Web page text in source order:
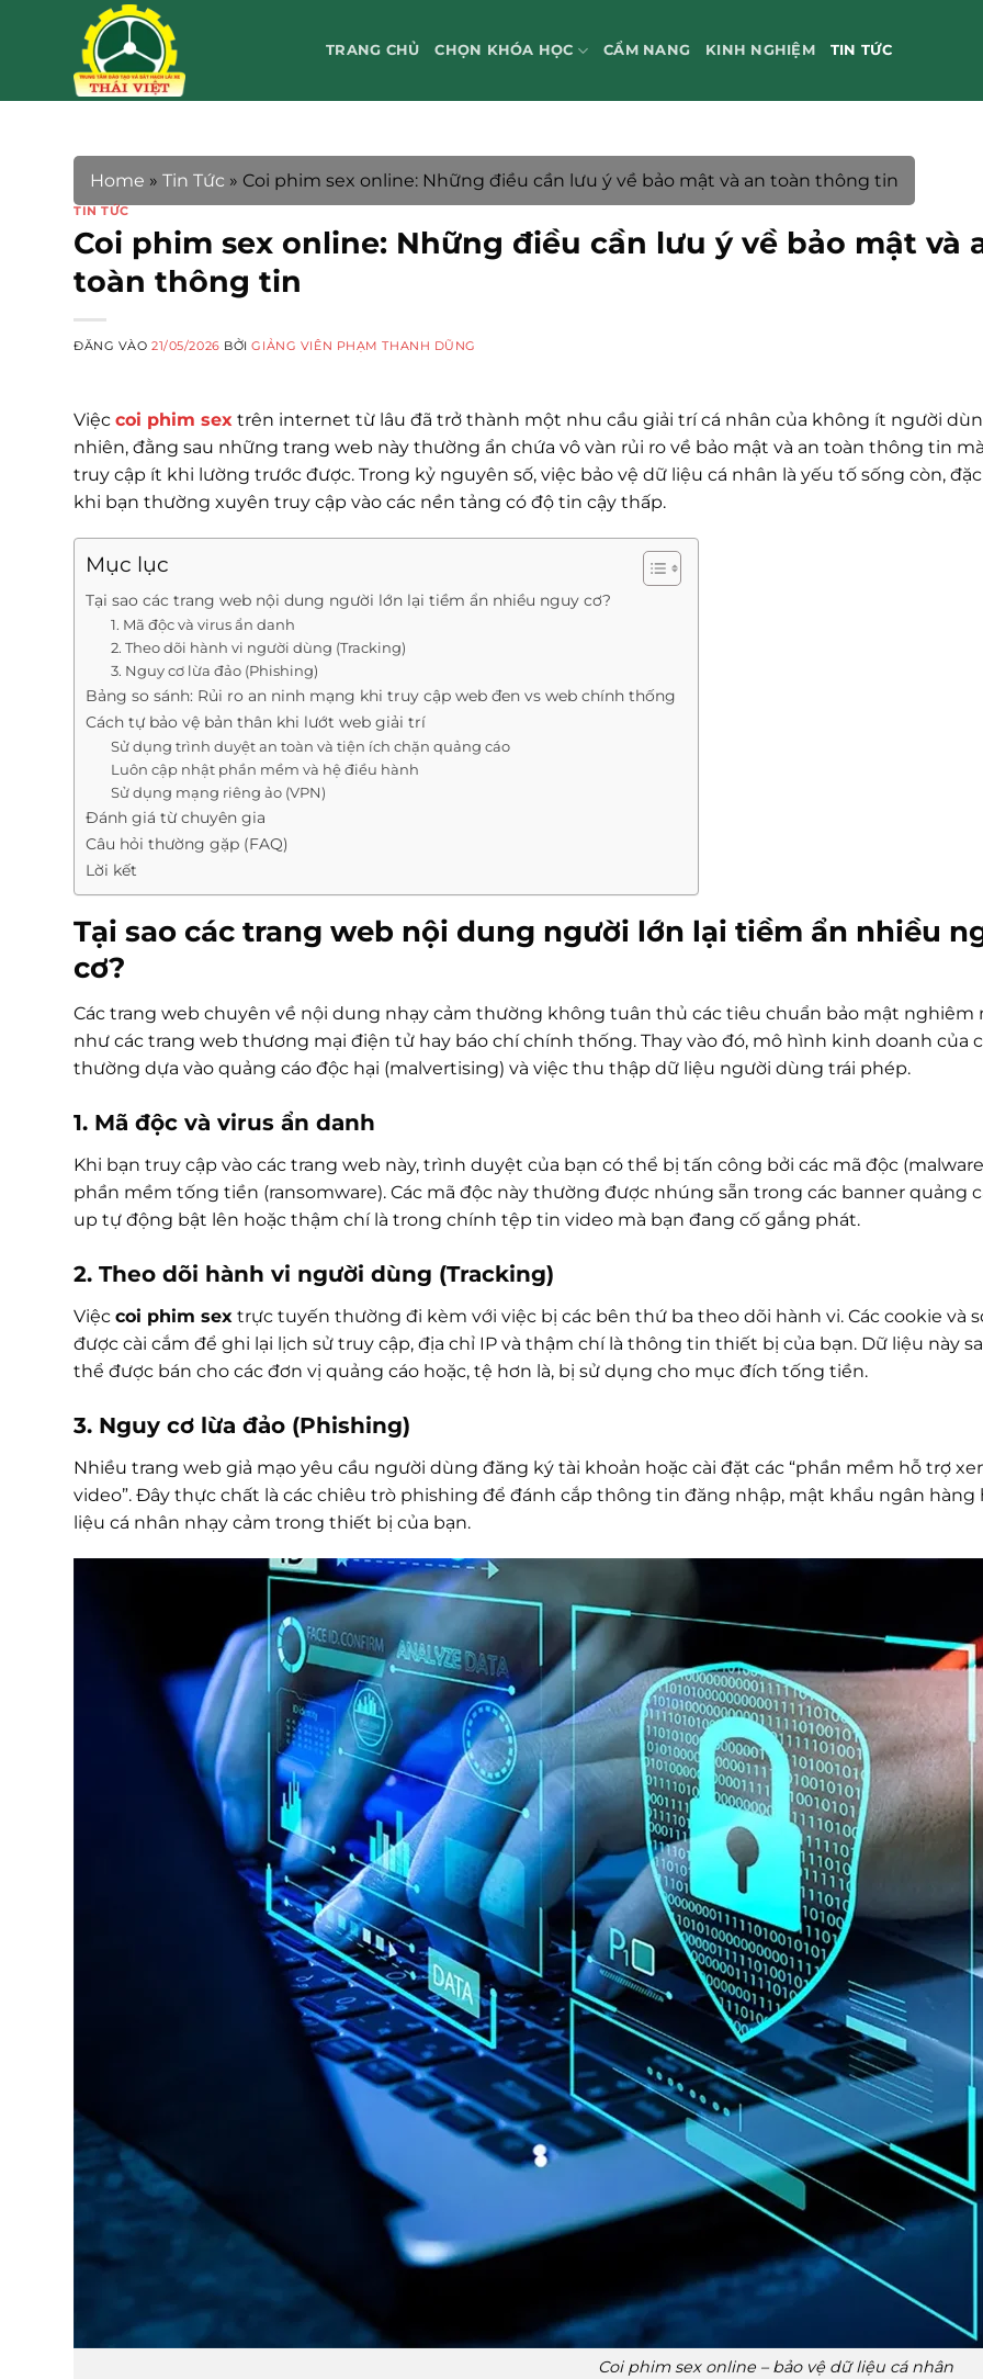
TRANG CHỦ CHỌN KHÓA HỌC CẨM NANG KINH NGHIỆM TIN TỨC
Home » Tin Tức » Coi phim sex online: Những điều cần lưu ý về bảo mật và an toàn thông tin
TIN TỨC
Coi phim sex online: Những điều cần lưu ý về bảo mật và
toàn thông tin
ĐĂNG VÀO21/05/2026 BỞIGIẢNG VIÊN PHẠM THANH DŨNG
Việc coi phim sex trên internet từ lâu đã trở thành một nhu cầu giải trí cá nhân của không ít người
nhiên, đằng sau những trang web này thường ẩn chứa vô vàn rủi ro về bảo mật và an toàn thông tin
truy cập ít khi lường trước được. Trong kỷ nguyên số, việc bảo vệ dữ liệu cá nhân là yếu tố sống còn,
khi bạn thường xuyên truy cập vào các nền tảng có độ tin cậy thấp.
Mục lục
Tại sao các trang web nội dung người lớn lại tiềm ẩn nhiều nguy cơ?
1. Mã độc và virus ẩn danh
2. Theo dõi hành vi người dùng (Tracking)
3. Nguy cơ lừa đảo (Phishing)
Bảng so sánh: Rủi ro an ninh mạng khi truy cập web đen vs web chính thống
Cách tự bảo vệ bản thân khi lướt web giải trí
Sử dụng trình duyệt an toàn và tiện ích chặn quảng cáo
Luôn cập nhật phần mềm và hệ điều hành
Sử dụng mạng riêng ảo (VPN)
Đánh giá từ chuyên gia
Câu hỏi thường gặp (FAQ)
Lời kết
Tại sao các trang web nội dung người lớn lại tiềm ẩn nhiều
cơ?
Các trang web chuyên về nội dung nhạy cảm thường không tuân thủ các tiêu chuẩn bảo mật nghiêm
như các trang web thương mại điện tử hay báo chí chính thống. Thay vào đó, mô hình kinh doanh của
thường dựa vào quảng cáo độc hại (malvertising) và việc thu thập dữ liệu người dùng trái phép.
1. Mã độc và virus ẩn danh
Khi bạn truy cập vào các trang web này, trình duyệt của bạn có thể bị tấn công bởi các mã độc
phần mềm tống tiền (ransomware). Các mã độc này thường được nhúng sẵn trong các banner quảng
up tự động bật lên hoặc thậm chí là trong chính tệp tin video mà bạn đang cố gắng phát.
2. Theo dõi hành vi người dùng (Tracking)
Việc coi phim sex trực tuyến thường đi kèm với việc bị các bên thứ ba theo dõi hành vi. Các cookie và
được cài cắm để ghi lại lịch sử truy cập, địa chỉ IP và thậm chí là thông tin thiết bị của bạn. Dữ liệu này
thể được bán cho các đơn vị quảng cáo hoặc, tệ hơn là, bị sử dụng cho mục đích tống tiền.
3. Nguy cơ lừa đảo (Phishing)
Nhiều trang web giả mạo yêu cầu người dùng đăng ký tài khoản hoặc cài đặt các “phần mềm hỗ trợ
video”. Đây thực chất là các chiêu trò phishing để đánh cắp thông tin đăng nhập, mật khẩu ngân hàng
liệu cá nhân nhạy cảm trong thiết bị của bạn.
Coi phim sex online – bảo vệ dữ liệu cá nhân